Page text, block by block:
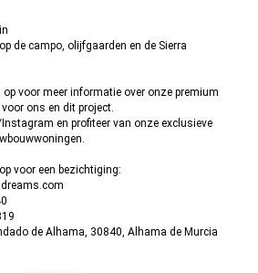
de campo, olijfgaarden en de Sierra
voor meer informatie over onze premium
ons en dit project.
en profiteer van onze exclusieve
voor een bezichtiging:
de Alhama, 30840, Alhama de Murcia